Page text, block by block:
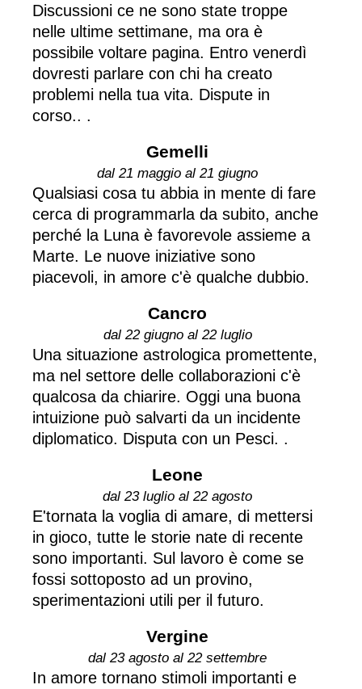
Discussioni ce ne sono state troppe
nelle ultime settimane, ma ora è
possibile voltare pagina. Entro venerdì
dovresti parlare con chi ha creato
problemi nella tua vita. Dispute in
corso.. .
Gemelli
dal 21 maggio al 21 giugno
Qualsiasi cosa tu abbia in mente di fare
cerca di programmarla da subito, anche
perché la Luna è favorevole assieme a
Marte. Le nuove iniziative sono
piacevoli, in amore c'è qualche dubbio.
Cancro
dal 22 giugno al 22 luglio
Una situazione astrologica promettente,
ma nel settore delle collaborazioni c'è
qualcosa da chiarire. Oggi una buona
intuizione può salvarti da un incidente
diplomatico. Disputa con un Pesci. .
Leone
dal 23 luglio al 22 agosto
E'tornata la voglia di amare, di mettersi
in gioco, tutte le storie nate di recente
sono importanti. Sul lavoro è come se
fossi sottoposto ad un provino,
sperimentazioni utili per il futuro.
Vergine
dal 23 agosto al 22 settembre
In amore tornano stimoli importanti e